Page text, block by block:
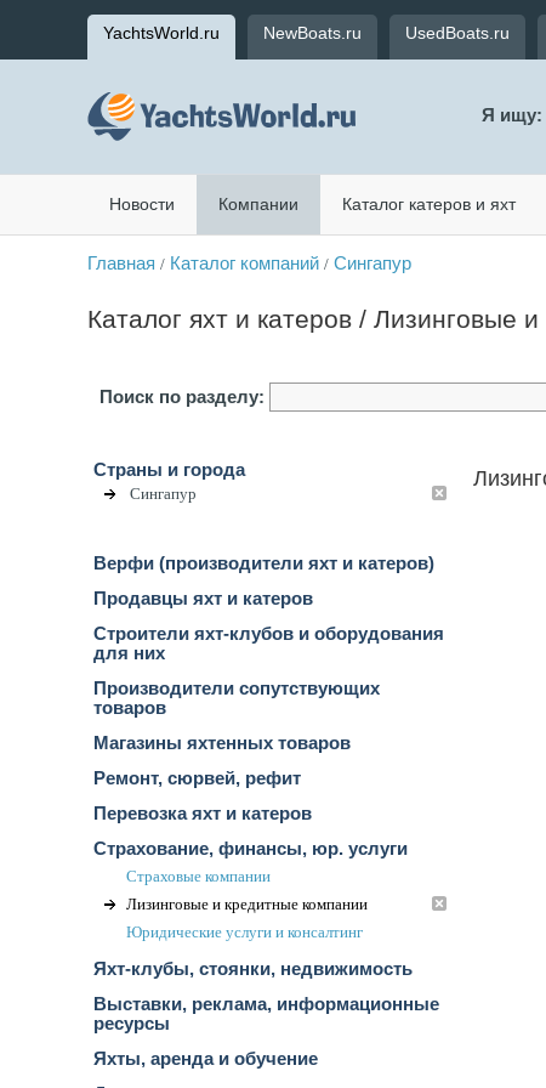
YachtsWorld.ru NewBoats.ru UsedBoats.ru
Я ищу:
Новости Компании Каталог катеров и яхт
Главная / Каталог компаний / Сингапур
Каталог яхт и катеров / Лизинговые
Поиск по разделу:
Страны и города
Сингапур
Верфи (производители яхт и катеров)
Продавцы яхт и катеров
Строители яхт-клубов и оборудования
для них
Производители сопутствующих
товаров
Магазины яхтенных товаров
Ремонт, сюрвей, рефит
Перевозка яхт и катеров
Страхование, финансы, юр. услуги
Страховые компании
Лизинговые и кредитные компании
Юридические услуги и конcалтинг
Яхт-клубы, стоянки, недвижимость
Выставки, реклама, информационные
ресурсы
Яхты, аренда и обучение